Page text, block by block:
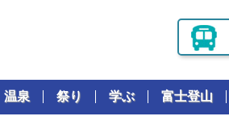
温泉 祭り 学ぶ 富士登山